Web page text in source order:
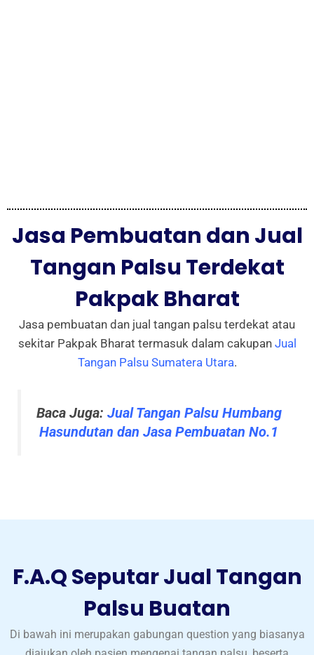
Jasa Pembuatan dan Jual
Tangan Palsu Terdekat
Pakpak Bharat
Jasa pembuatan dan jual tangan palsu terdekat atau
sekitar Pakpak Bharat termasuk dalam cakupan Jual
Tangan Palsu Sumatera Utara.
Baca Juga: Jual Tangan Palsu Humbang
Hasundutan dan Jasa Pembuatan No.1
F.A.Q Seputar Jual Tangan
Palsu Buatan
Di bawah ini merupakan gabungan question yang biasanya